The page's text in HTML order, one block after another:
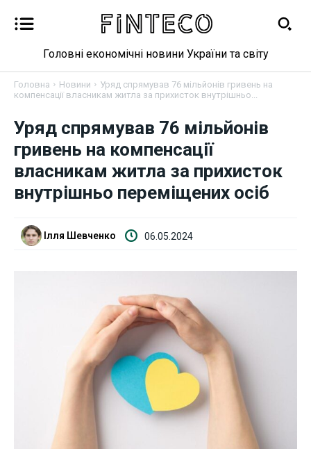
Новини
Бізнес
Фінанси
Валютний ринок
Робота і освіта
Публікації
ФОП
Курс валют
Головні економічні новини України та світу
Головна Новини
Уряд спрямував 76 мільйонів гривень на
компенсації власникам житла за прихисток внутрішньо...
Уряд спрямував 76 мільйонів
гривень на компенсації
власникам житла за прихисток
внутрішньо переміщених осіб
Ілля Шевченко 06.05.2024